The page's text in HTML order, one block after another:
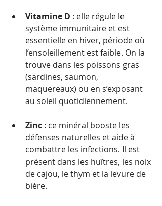
Vitamine D : elle régule le
système immunitaire et est
essentielle en hiver, période où
l’ensoleillement est faible. On la
trouve dans les poissons gras
(sardines, saumon,
maquereaux) ou en s’exposant
au soleil quotidiennement.
Zinc : ce minéral booste les
défenses naturelles et aide à
combattre les infections. Il est
présent dans les huîtres, les noix
de cajou, le thym et la levure de
bière.